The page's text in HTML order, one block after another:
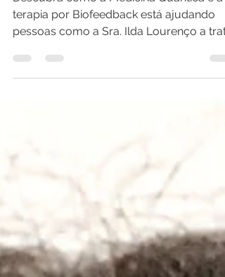
Descubra como a Medicina Quântica e a
pessoas como a Sra. Ilda Lourenço a
sua ansiedade e se...